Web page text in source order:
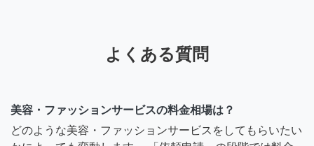
よくある質問
美容・ファッションサービスの料金相場は？
どのような美容・ファッションサービスをしてもらいたい